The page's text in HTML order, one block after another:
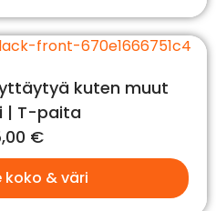
kuten muut
| T-paita
€
koko & väri